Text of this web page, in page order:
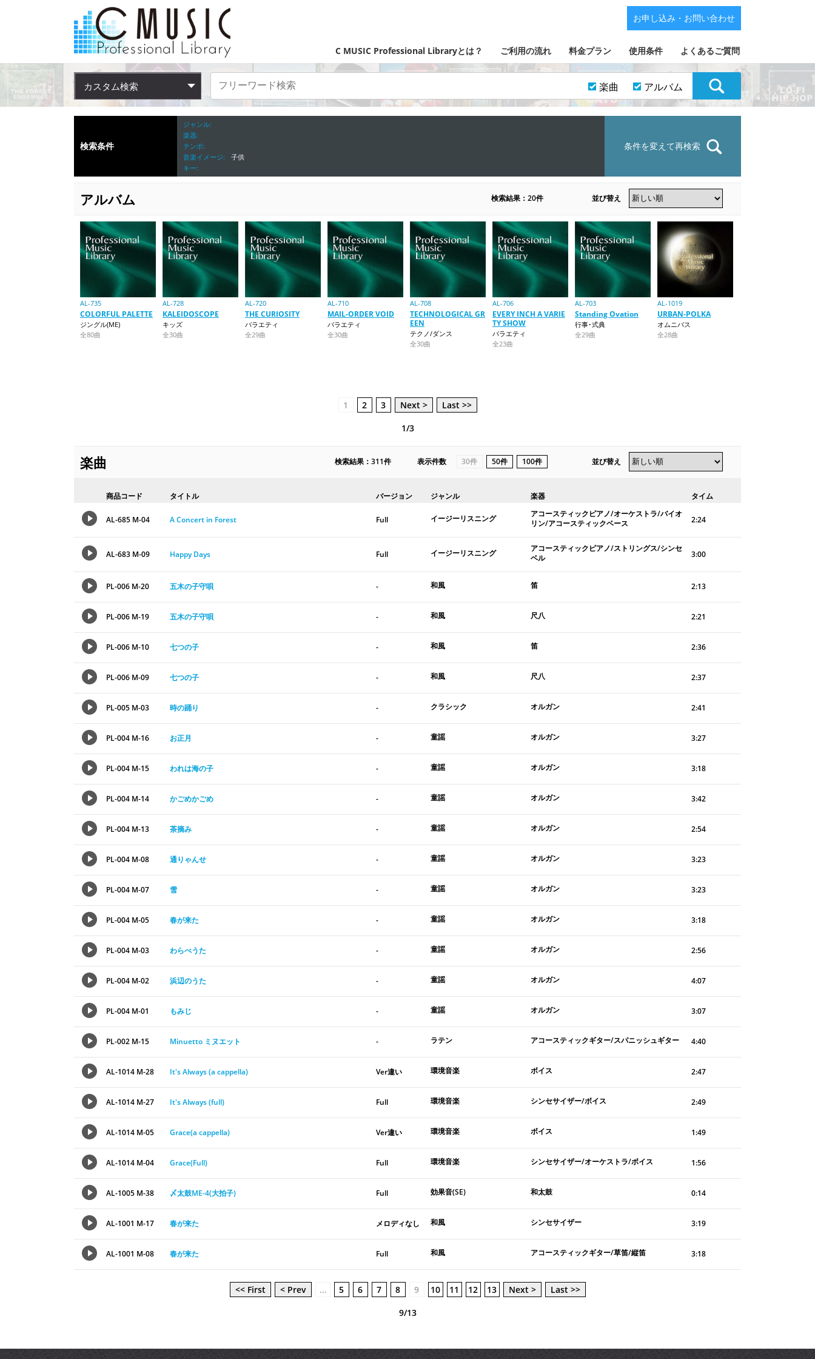
C MUSIC Professional Libraryとは？ ご利用の流れ 料金プラン 使用条件 よくあるご質問
お申し込み・お問い合わせ
カスタム検索 楽曲 アルバム
検索条件
ジャンル
楽器
テンポ
音楽イメージ
子供
キー
条件を変えて再検索
アルバム 検索結果：20件 並び替え
AL-735
COLORFUL PALETTE
ジングル(ME)
全80曲
AL-728
KALEIDOSCOPE
キッズ
全30曲
AL-720
THE CURIOSITY
バラエティ
全29曲
AL-710
MAIL-ORDER VOID
バラエティ
全30曲
AL-708
TECHNOLOGICAL GR
EEN
テクノ/ダンス
全30曲
AL-706
EVERY INCH A VARIE
TY SHOW
バラエティ
全23曲
AL-703
Standing Ovation
行事･式典
全29曲
AL-1019
URBAN-POLKA
オムニバス
全28曲
1 2 3 Next >
Last >>
1/3
楽曲 検索結果：311件 表示件数 30件 50件 100件 並び替え
商品コード タイトル バージョン ジャンル 楽器 タイム
AL-685 M-04 A Concert in Forest Full イージーリスニング
アコースティックピアノ/オーケストラ/バイオ
リン/アコースティックベース
2:24
AL-683 M-09 Happy Days Full イージーリスニング
アコースティックピアノ/ストリングス/シンセ
ベル
3:00
PL-006 M-20 五木の子守唄 - 和風 笛 2:13
PL-006 M-19 五木の子守唄 - 和風 尺八 2:21
PL-006 M-10 七つの子 - 和風 笛 2:36
PL-006 M-09 七つの子 - 和風 尺八 2:37
PL-005 M-03 時の踊り - クラシック オルガン 2:41
PL-004 M-16 お正月 - 童謡 オルガン 3:27
PL-004 M-15 われは海の子 - 童謡 オルガン 3:18
PL-004 M-14 かごめかごめ - 童謡 オルガン 3:42
PL-004 M-13 茶摘み - 童謡 オルガン 2:54
PL-004 M-08 通りゃんせ - 童謡 オルガン 3:23
PL-004 M-07 雪 - 童謡 オルガン 3:23
PL-004 M-05 春が来た - 童謡 オルガン 3:18
PL-004 M-03 わらべうた - 童謡 オルガン 2:56
PL-004 M-02 浜辺のうた - 童謡 オルガン 4:07
PL-004 M-01 もみじ - 童謡 オルガン 3:07
PL-002 M-15 Minuetto ミヌエット - ラテン アコースティックギター/スパニッシュギター 4:40
AL-1014 M-28 It's Always (a cappella) Ver違い 環境音楽 ボイス 2:47
AL-1014 M-27 It's Always (full) Full 環境音楽 シンセサイザー/ボイス 2:49
AL-1014 M-05 Grace(a cappella) Ver違い 環境音楽 ボイス 1:49
AL-1014 M-04 Grace(Full) Full 環境音楽 シンセサイザー/オーケストラ/ボイス 1:56
AL-1005 M-38 〆太鼓ME-4(大拍子) Full 効果音(SE) 和太鼓 0:14
AL-1001 M-17 春が来た メロディなし 和風 シンセサイザー 3:19
AL-1001 M-08 春が来た Full 和風 アコースティックギター/草笛/縦笛 3:18
<< First < Prev … 5 6 7 8 9 10 11 12 13 Next >
Last >>
9/13